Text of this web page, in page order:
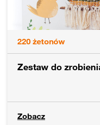
220 żetonów
Zestaw do
Zobacz